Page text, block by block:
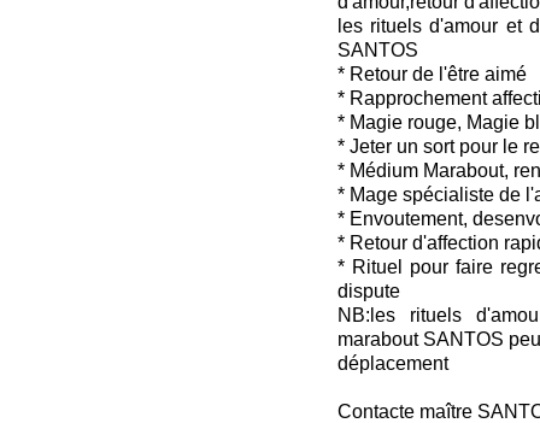
les rituels d'amour et
SANTOS
* Retour de l'être aimé
* Rapprochement
* Magie rouge, Magie
* Jeter un sort pour le
* Médium Marabout,
* Mage spécialiste de
* Envoutement,
* Retour d'affection
* Rituel pour faire
dispute
NB:les rituels
marabout SANTOS
déplacement
Contacte maître